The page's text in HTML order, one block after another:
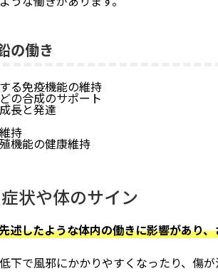
の働き
る免疫機能の維持
の合成のサポート
長と発達
持
機能の健康維持
状や体のサイン
述したような体内の働きに影響があり
下で風邪にかかりやすくなったり、傷